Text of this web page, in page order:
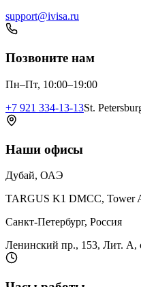
support@ivisa.ru
Позвоните нам
Пн–Пт, 10:00–19:00
+7 921 334-13-13St.
Наши офисы
Дубай, ОАЭ
TARGUS K1 DMCC, Tower
Санкт-Петербург, Россия
Ленинский пр., 153, Лит. А,